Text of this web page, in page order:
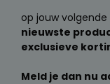
op jouw
nieuwste
exclusieve
Meld je dan nu